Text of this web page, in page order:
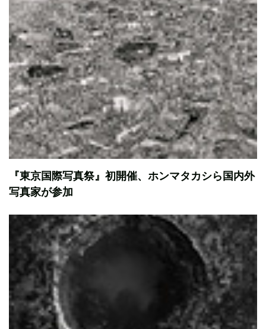
『東京国際写真祭』初開催、ホンマタカシら国内外
写真家が参加